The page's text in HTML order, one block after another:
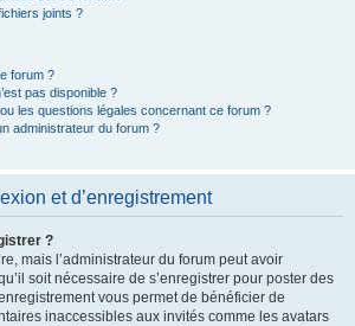
joints ?
forum ?
pas disponible ?
les questions légales concernant ce forum ?
administrateur du forum ?
et d’enregistrement
?
mais l’administrateur du forum peut avoir
soit nécessaire de s’enregistrer pour poster des
vous permet de bénéficier de
inaccessibles aux invités comme les avatars